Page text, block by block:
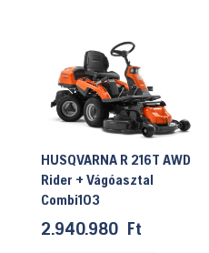
HUSQVARNA R 216T AWD
Rider + Vágóasztal
Combi103
2.940.980 Ft